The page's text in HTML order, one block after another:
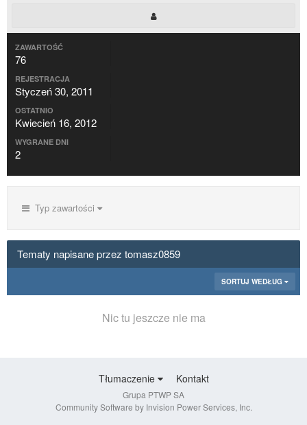
ZAWARTOŚĆ
76
REJESTRACJA
Styczeń 30, 2011
OSTATNIO
Kwiecień 16, 2012
WYGRANE DNI
2
Typ zawartości
Tematy napisane przez tomasz0859
SORTUJ WEDŁUG
Nic tu jeszcze nie ma
Tłumaczenie Kontakt
Grupa PTWP SA
Community Software by Invision Power Services, Inc.